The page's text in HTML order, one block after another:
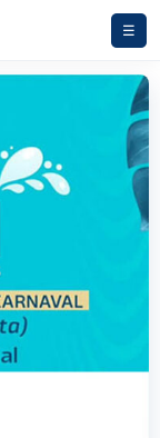
☰